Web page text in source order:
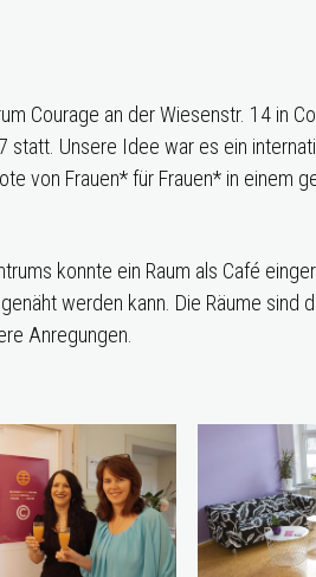
Courage an der Wiesenstr. 14 in
statt. Unsere Idee war es ein
von Frauen* für Frauen* in einem
konnte ein Raum als Café
werden kann. Die Räume sind
Anregungen.